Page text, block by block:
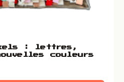
: lettres,
couleurs